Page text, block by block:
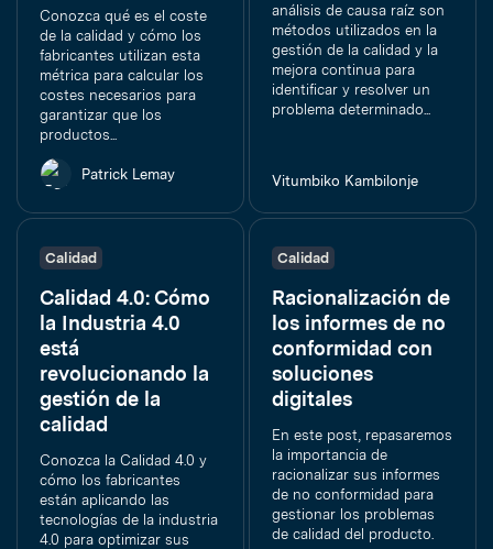
Conozca qué es el coste
de la calidad y cómo los
fabricantes utilizan esta
métrica para calcular los
costes necesarios para
garantizar que los
productos...
Patrick Lemay
análisis de causa raíz son
métodos utilizados en la
gestión de la calidad y la
mejora continua para
identificar y resolver un
problema determinado...
Vitumbiko Kambilonje
Calidad
Calidad 4.0: Cómo
la Industria 4.0
está
revolucionando la
gestión de la
calidad
Conozca la Calidad 4.0 y
cómo los fabricantes
están aplicando las
tecnologías de la industria
4.0 para optimizar sus
Calidad
Racionalización de
los informes de no
conformidad con
soluciones
digitales
En este post, repasaremos
la importancia de
racionalizar sus informes
de no conformidad para
gestionar los problemas
de calidad del producto.